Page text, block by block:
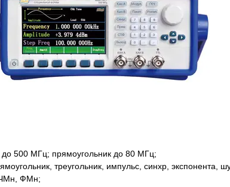
до 500 МГц; прямоугольник до 80 МГц;
треугольник, импульс, синхр, экспонента,
ФМн;